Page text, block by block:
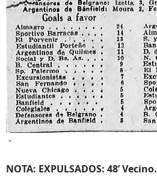
-
NOTA: EXPULSADOS: 48’ Vecino.